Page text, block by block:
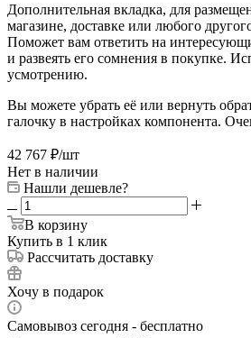
Дополнительная вкладка, для
магазине, доставке или любого
Поможет вам ответить на
и развеять его сомнения в покупке.
усмотрению.
Вы можете убрать её или вернуть
галочку в настройках компонента.
42 767 ₽/шт
Нет в наличии
Нашли дешевле?
В корзину
Купить в 1 клик
Рассчитать доставку
Хочу в подарок
Самовывоз сегодня - бесплатно